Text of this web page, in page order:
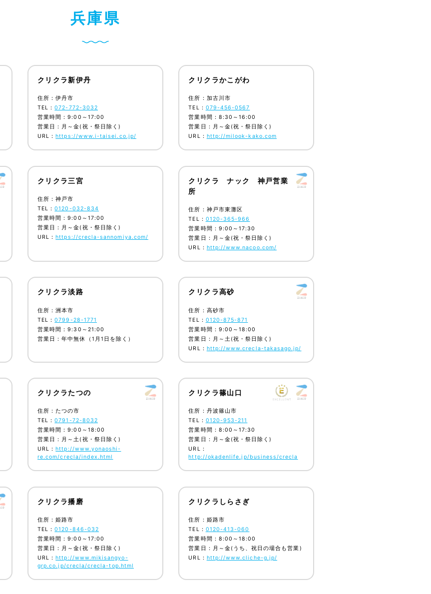
兵庫県
クリクラ新伊丹
住所：伊丹市
TEL：072-772-3032
営業時間：9:00～17:00
営業日：月～金(祝・祭日除く)
URL： https://www.i-taisei.co.jp/
クリクラかこがわ
住所：加古川市
TEL： 079-456-0567
営業時間：8:30～16:00
営業日：月～金(祝・祭日除く)
URL： http://milook-kako.com
クリクラ三宮
住所：神戸市
TEL：0120-032-834
営業時間：9:00～17:00
営業日：月～金(祝・祭日除く)
URL：https://crecla-sannomiya.com/
クリクラ ナック 神戸営業
所
住所：神戸市東灘区
TEL： 0120-365-966
営業時間：9:00～17:30
営業日：月～金(祝・祭日除く)
URL： http://www.nacoo.com/
クリクラ淡路
住所：洲本市
TEL：0799-28-1771
営業時間：9:30～21:00
営業日：年中無休（1月1日を除く）
クリクラ高砂
住所：高砂市
TEL： 0120-875-871
営業時間：9:00～18:00
営業日：月～土(祝・祭日除く)
URL： http://www.crecla-takasago.jp/
クリクラたつの
住所：たつの市
TEL：0791-72-8032
営業時間：9:00～18:00
営業日：月～土(祝・祭日除く)
URL： http://www.yonaoshi-
re.com/crecla/index.html
クリクラ篠山口
住所：丹波篠山市
TEL： 0120-953-211
営業時間：8:00～17:30
営業日：月～金(祝・祭日除く)
URL：
http://okadenlife.jp/business/crecla
クリクラ播磨
住所：姫路市
TEL：0120-846-032
営業時間：9:00～17:00
営業日：月～金(祝・祭日除く)
URL：http://www.mikisangyo-
grp.co.jp/crecla/crecla-top.html
クリクラしらさぎ
住所：姫路市
TEL： 0120-413-060
営業時間：8:00～18:00
営業日：月～金(うち、祝日の場合も営業)
URL： http://www.cliche-g.jp/